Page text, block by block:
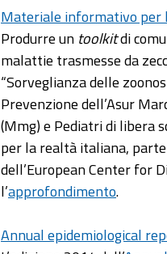
Materiale informativo per
Produrre un toolkitdi
malattie trasmesse da
“Sorveglianza delle
Prevenzione dell’Asur
(Mmg) e Pediatri di libera
per la realtà italiana,
dell’European Center for
l’approfondimento.
Annual epidemiological